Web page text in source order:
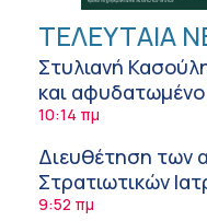
ΤΕΛΕΥΤΑΙΑ
Στυλιανή
και αφυδατωμένο
αντιμετώπιση
10:14 πμ
Διευθέτηση των
Στρατιωτικών
ΙΣΑ
9:52 πμ